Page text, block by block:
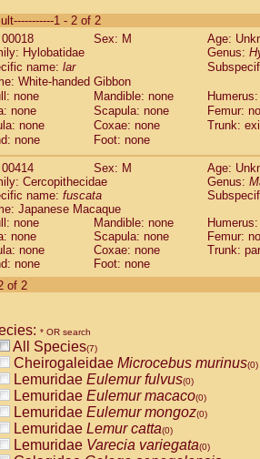
CebidaeSaguinus labiatus(0)
Cebidae Saguinus leucopus (0)
CebidaeSaguinus midas
CebidaeSaguinus mystax
CebidaeSaguinus nigricollis (1)
Cebidae Saguinus oedipus
Cebidae Saguinus weddelli
Cebidae Saguinusspp.
CebidaeAotus trivirgatus(0)
Cebidae Cebus albifrons
CebidaeCebus apella
CebidaeCebus capucinus
Cebidae Cebus nigrivittatus
Cebidae Cebusspp.(0)
Cebidae Saimiri boliviensis
Cebidae Saimiri sciureus
Atelidae
AtelidaeAlouatta
AtelidaeAteles belzebuth
AtelidaeAteles geoffroyi(0)
AtelidaeAteles paniscus(0)
AtelidaeAtelesspp. (0)
AtelidaeLagothrix lagothricha(0)
AtelidaeLagothrix lagothricha cana
PitheciidaeCacajao calvus
1 - 2 of 2
00018
Sex: M
Age:
Hylobatidae
Genus:
name: lar
White-handed Gibbon
none
Mandible: none
none
Scapula: none
Femur:
none
Coxae: none
Trunk:
none
Foot: none
00414 Sex: M
Age:
Cercopithecidae
Genus:
name: fuscata
Japanese Macaque
none
Mandible: none
none
Scapula: none
Femur:
none
Coxae: none
Trunk:
none
Foot: none
of 2
* OR search
All Species(7)
Cheirogaleidae Microcebus murinus(0)
Lemuridae Eulemur fulvus(0)
Lemuridae Eulemur macaco(0)
Lemuridae Eulemur mongoz(0)
Lemuridae Lemur catta(0)
Lemuridae Varecia variegata(0)